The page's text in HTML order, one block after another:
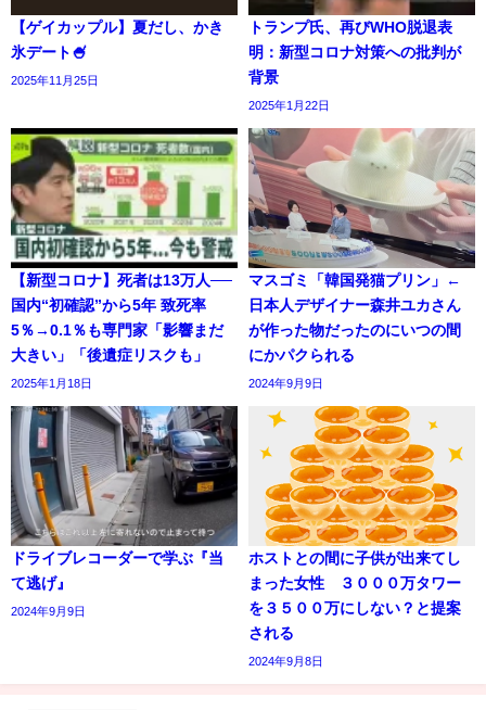
【ゲイカップル】夏だし、かき
氷デート🍧
2025年11月25日
トランプ氏、再びWHO脱退表
明：新型コロナ対策への批判が
背景
2025年1月22日
【新型コロナ】死者は13万人──
国内“初確認”から5年 致死率
5％→0.1％も専門家「影響まだ
大きい」「後遺症リスクも」
2025年1月18日
マスゴミ「韓国発猫プリン」←
日本人デザイナー森井ユカさん
が作った物だったのにいつの間
にかパクられる
2024年9月9日
ドライブレコーダーで学ぶ『当
て逃げ』
2024年9月9日
ホストとの間に子供が出来てし
まった女性 ３０００万タワー
を３５００万にしない？と提案
される
2024年9月8日